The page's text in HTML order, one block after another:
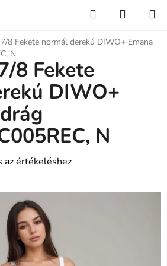
KeresésKOSÁR
8 Fekete normál derekú DIWO+ Emana
N
8 Fekete
DIWO+
N
az értékeléshez